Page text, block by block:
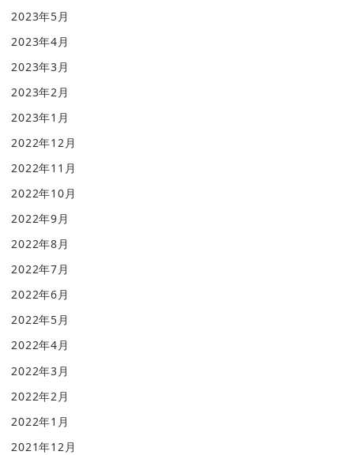
2023年5月
2023年4月
2023年3月
2023年2月
2023年1月
2022年12月
2022年11月
2022年10月
2022年9月
2022年8月
2022年7月
2022年6月
2022年5月
2022年4月
2022年3月
2022年2月
2022年1月
2021年12月